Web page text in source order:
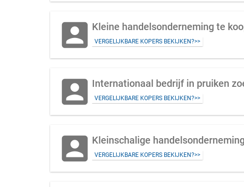
account_box Kleine handelsonderneming te
VERGELIJKBARE KOPERS BEKIJKEN?>>
account_box Internationaal bedrijf in pruiken
VERGELIJKBARE KOPERS BEKIJKEN?>>
account_box VERGELIJKBARE KOPERS BEKIJKEN?>>